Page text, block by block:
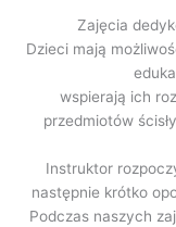
Zajęcia
Dzieci mają
wspierają ich
przedmiotów
Instruktor
następnie krótko
Podczas naszych